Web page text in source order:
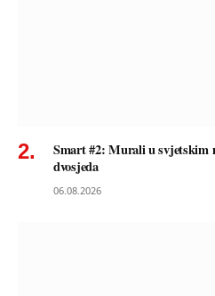
Smart #2: Murali u svjetskim
dvosjeda
06.08.2026